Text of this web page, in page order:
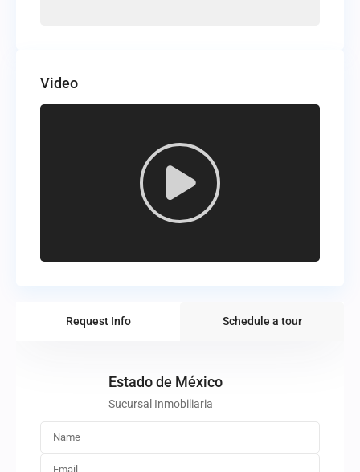
Video
Request Info Schedule a tour
Estado de México
Sucursal Inmobiliaria